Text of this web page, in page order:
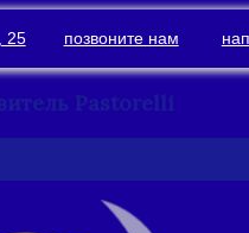
25 позвоните нам
Pastorelli